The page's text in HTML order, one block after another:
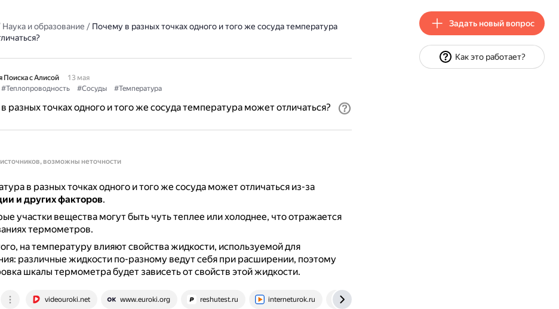
Наука и образование / Почему в разных точках одного и того же сосуда температура
Поиска с Алисой
13 мая
#Теплопроводность #Сосуды #Температура
разных точках одного и того же сосуда температура может отличаться?
возможны неточности
в разных точках одного и того же сосуда может отличаться из-за
и других факторов.
участки вещества могут быть чуть теплее или холоднее, что отражается
термометров.
на температуру влияют свойства жидкости, используемой для
различные жидкости по-разному ведут себя при расширении, поэтому
шкалы термометра будет зависеть от свойств этой жидкости.
videouroki.net www.euroki.org reshutest.ru interneturok.ru
Задать новый вопрос
Как это работает?